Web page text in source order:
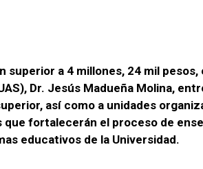
superior a 4 millones, 24 mil
Dr. Jesús Madueña Molina,
así como a unidades
fortalecerán el proceso de
educativos de la Universidad.